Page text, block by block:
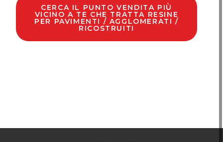
CERCA IL PUNTO VENDITA PIÙ
VICINO A TE CHE TRATTA RESINE
PER PAVIMENTI / AGGLOMERATI /
RICOSTRUITI